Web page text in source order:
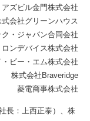
アズビル金門株式会社
式会社グリーンハウス
ク・ジャパン合同会社
ンデバイス株式会社
・ビー・エム株式会社
株式会社Braveridge
菱電商事株式会社
長：上西正泰）、株